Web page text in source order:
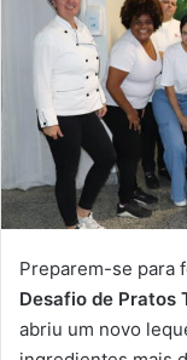
Preparem-se para
Desafio de Pratos
abriu um novo